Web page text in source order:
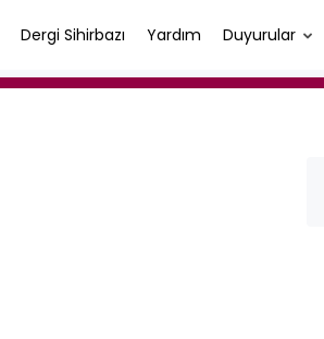
Dergi Sihirbazı Yardım Duyurular